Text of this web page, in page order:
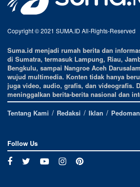
Copyright © 2021 SUMA.ID All-Rights-Reserved
Suma.id menjadi rumah berita dan
di Sumatra, termasuk Lampung, Riau,
Bengkulu, sampai Nangroe Aceh
wujud multimedia. Konten tidak hanya
juga video, audio, grafis, dan videografis.
meninggalkan berita-berita nasional dan
Tentang Kami
Redaksi Iklan
Follow Us